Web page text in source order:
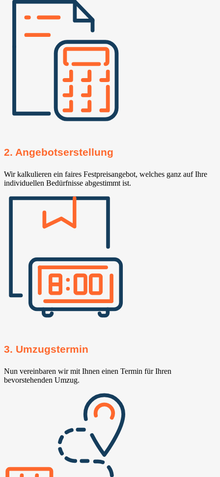
2. Angebotserstellung
Wir kalkulieren ein faires Festpreisangebot, welches ganz auf Ihre
individuellen Bedürfnisse abgestimmt ist.
3. Umzugstermin
Nun vereinbaren wir mit Ihnen einen Termin für Ihren
bevorstehenden Umzug.